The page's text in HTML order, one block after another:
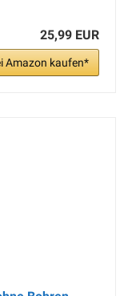
25,99 EUR
Amazon kaufen*